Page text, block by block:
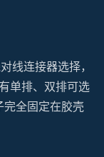
线连接器选择，
单排、双排可选
完全固定在胶壳